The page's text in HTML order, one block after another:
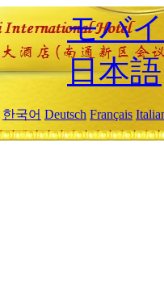
モバ
日本語
한국어 Deutsch Français